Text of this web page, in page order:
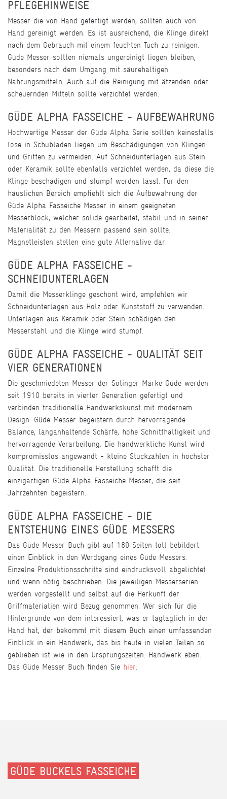
PFLEGEHINWEISE
Messer die von Hand gefertigt werden, sollten auch von
Hand gereinigt werden. Es ist ausreichend, die Klinge direkt
nach dem Gebrauch mit einem feuchten Tuch zu reinigen.
Güde Messer sollten niemals ungereinigt liegen bleiben,
besonders nach dem Umgang mit säurehaltigen
Nahrungsmitteln. Auch auf die Reinigung mit ätzenden oder
scheuernden Mitteln sollte verzichtet werden.
GÜDE ALPHA FASSEICHE - AUFBEWAHRUNG
Hochwertige Messer der Güde Alpha Serie sollten keinesfalls
lose in Schubladen liegen um Beschädigungen von Klingen
und Griffen zu vermeiden. Auf Schneidunterlagen aus Stein
oder Keramik sollte ebenfalls verzichtet werden, da diese die
Klinge beschädigen und stumpf werden lässt. Für den
häuslichen Bereich empfiehlt sich die Aufbewahrung der
Güde Alpha Fasseiche Messer in einem geeigneten
Messerblock, welcher solide gearbeitet, stabil und in seiner
Materialität zu den Messern passend sein sollte.
Magnetleisten stellen eine gute Alternative dar.
GÜDE ALPHA FASSEICHE -
SCHNEIDUNTERLAGEN
Damit die Messerklinge geschont wird, empfehlen wir
Schneidunterlagen aus Holz oder Kunststoff zu verwenden.
Unterlagen aus Keramik oder Stein schädigen den
Messerstahl und die Klinge wird stumpf.
GÜDE ALPHA FASSEICHE - QUALITÄT SEIT
VIER GENERATIONEN
Die geschmiedeten Messer der Solinger Marke Güde werden
seit 1910 bereits in vierter Generation gefertigt und
verbinden traditionelle Handwerkskunst mit modernem
Design. Güde Messer begeistern durch hervorragende
Balance, langanhaltende Schärfe, hohe Schnitthaltigkeit und
hervorragende Verarbeitung. Die handwerkliche Kunst wird
kompromisslos angewandt - kleine Stückzahlen in höchster
Qualität. Die traditionelle Herstellung schafft die
einzigartigen Güde Alpha Fasseiche Messer, die seit
Jahrzehnten begeistern.
GÜDE ALPHA FASSEICHE - DIE
ENTSTEHUNG EINES GÜDE MESSERS
Das Güde Messer Buch gibt auf 180 Seiten toll bebildert
einen Einblick in den Werdegang eines Güde Messers.
Einzelne Produktionsschritte sind eindrucksvoll abgelichtet
und wenn nötig beschrieben. Die jeweiligen Messerserien
werden vorgestellt und selbst auf die Herkunft der
Griffmaterialien wird Bezug genommen. Wer sich für die
Hintergründe von dem interessiert, was er tagtäglich in der
Hand hat, der bekommt mit diesem Buch einen umfassenden
Einblick in ein Handwerk, das bis heute in vielen Teilen so
geblieben ist wie in den Ursprungszeiten. Handwerk eben.
Das Güde Messer Buch finden Sie hier.
GÜDE BUCKELS FASSEICHE